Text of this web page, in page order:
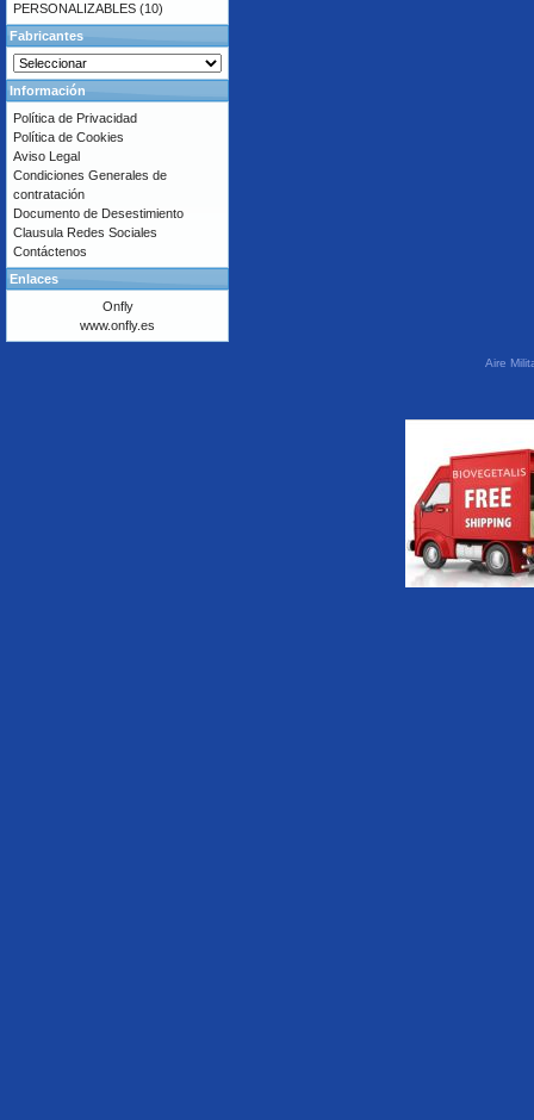
PERSONALIZABLES (10)
Fabricantes
Información
Política de Privacidad
Política de Cookies
Aviso Legal
Condiciones Generales de
contratación
Documento de Desestimiento
Clausula Redes Sociales
Contáctenos
Enlaces
Onfly
www.onfly.es
Aire